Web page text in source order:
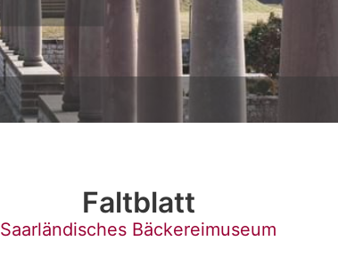
Faltblatt
Saarländisches Bäckereimuseum